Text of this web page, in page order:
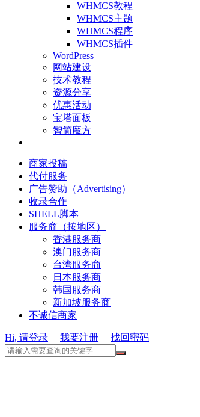
WHMCS教程
WHMCS主题
WHMCS程序
WHMCS插件
WordPress
网站建设
技术教程
资源分享
优惠活动
宝塔面板
智简魔方
商家投稿
代付服务
广告赞助（Advertising）
收录合作
SHELL脚本
服务商（按地区）
香港服务商
澳门服务商
台湾服务商
日本服务商
韩国服务商
新加坡服务商
不诚信商家
Hi, 请登录 我要注册 找回密码